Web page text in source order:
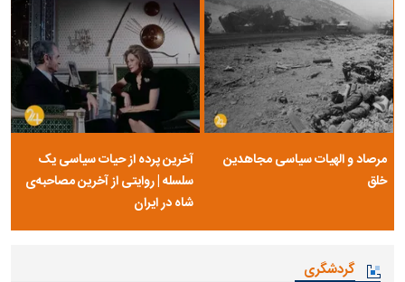
مرصاد و الهیات سیاسی مجاهدین
خلق
آخرین پرده از حیات سیاسی یک
سلسله | روایتی از آخرین مصاحبه‌ی
شاه در ایران
گردشگری